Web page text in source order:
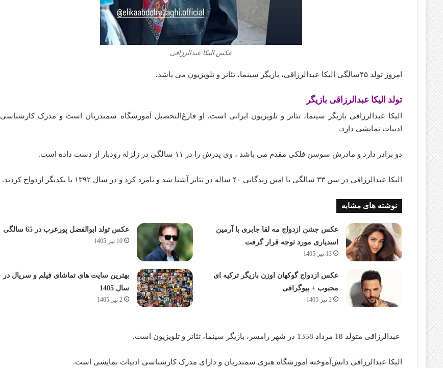
عکس الیکا عبدالرزاقی
امروز تولد ۴۵سالگی الیکا عبدالرزاقی، بازیگر سینما، تئاتر و تلویزیون می‌ باشد.
‌‌تولد الیکا عبدالرزاقی بازیگر
الیکا عبدالرزاقی بازیگر سینما، تئاتر و تلویزیون ایرانی است. او فارغ‌التحصیل آموزشگاه سمندریان است و مدرک کارشناسی
ادبیات نمایشی دارد.
دو برادر دارد و مادرش سوسن فلکی مقدم می باشد ، وی پدرش را در ۱۱ سالگی در زلزله رودبار از دست داده است.
الیکا عبدالرزاقی در سن ۳۳ سالگی با امین زندگانی ۴۰ ساله در تئاتر آشنا شد و نامزد کرد و در سال ۱۳۹۲ با یکدیگر ازدواج کردند.
نوشته های مشابه
عکس جشن ازدواج مه لقا جابری با آرمین
اسدیاری مورد توجه قرار گرفت
13 تیر 1405
عکس تولد ابوالفضل پورعرب در 65 سالگی
10 تیر 1405
عکس ازدواج گوکهان اوزن بازیگر ترکیه ای
محبوب + بیوگرافی
2 تیر 1405
بهترین سایت های تماشای فیلم و سریال در
سال 1405
2 تیر 1405
عبدالرزاقی متولد 18 مرداد 1358 در شهر رامسر، بازیگر سینما، تئاتر و تلویزیون است.
الیکا عبدالرزاقی دانش‌آموخته آموزشگاه هنری سمندریان و دارای مدرک کارشناسی ادبیات نمایشی است.